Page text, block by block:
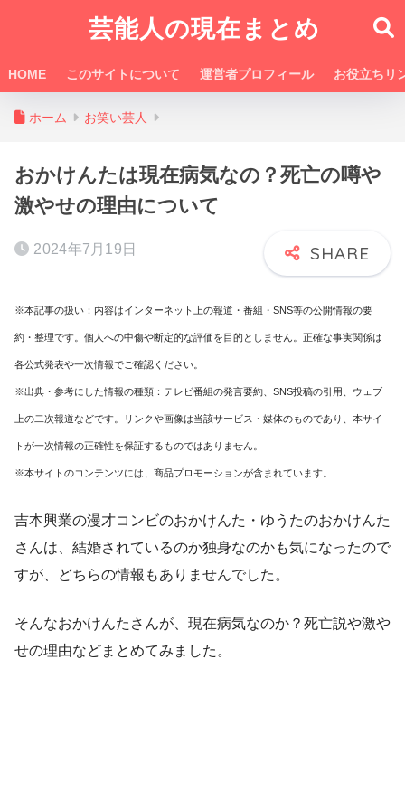
芸能人の現在まとめ
HOME このサイトについて 運営者プロフィール お役立ちリ
ホーム お笑い芸人
おかけんたは現在病気なの？死亡の噂や
激やせの理由について
2024年7月19日
※本記事の扱い：内容はインターネット上の報道・番組・SNS等の公開情報の要
約・整理です。個人への中傷や断定的な評価を目的としません。正確な事実関係は
各公式発表や一次情報でご確認ください。
※出典・参考にした情報の種類：テレビ番組の発言要約、SNS投稿の引用、ウェブ
上の二次報道などです。リンクや画像は当該サービス・媒体のものであり、本サイ
トが一次情報の正確性を保証するものではありません。
※本サイトのコンテンツには、商品プロモーションが含まれています。
吉本興業の漫才コンビのおかけんた・ゆうたのおかけんた
さんは、結婚されているのか独身なのかも気になったので
すが、どちらの情報もありませんでした。
そんなおかけんたさんが、現在病気なのか？死亡説や激や
せの理由などまとめてみました。